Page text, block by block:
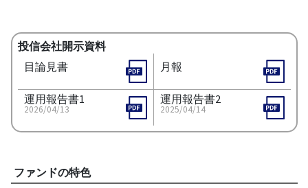
投信会社開示資料
目論見書
月報
運用報告書1
2026/04/13
運用報告書2
2025/04/14
ファンドの特色